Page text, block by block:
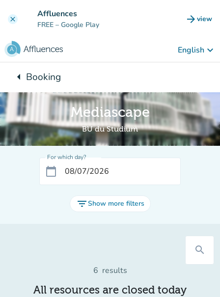
clear Affluences
FREE – Google Play arrow_forward view
(new
English keyboard_arrow_down
arrow_leftBack to:
Booking
Mediascape
BU du Studium
For which day?
calendar_today
filter_listShow more filters
search
6 results
All resources are closed today